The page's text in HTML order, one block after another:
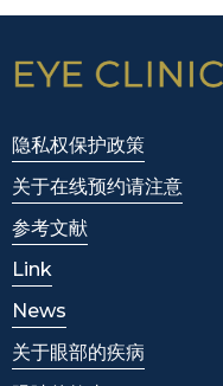
隐私权保护政策
关于在线预约请注意
参考文献
Link
News
关于眼部的疾病